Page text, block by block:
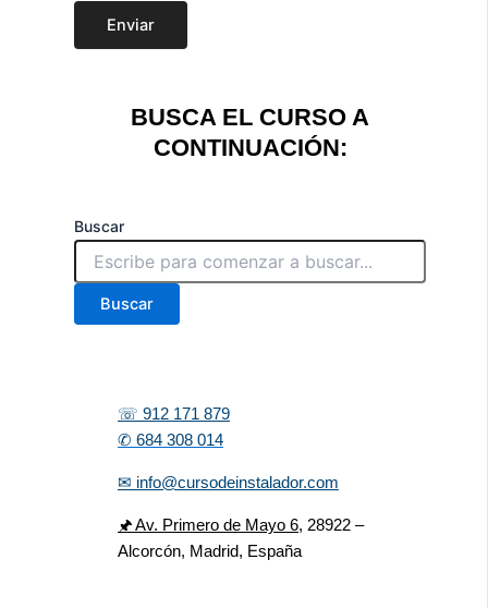
Enviar
BUSCA EL CURSO A
CONTINUACIÓN:
Buscar
Buscar
☏ 912 171 879
✆ 684 308 014
✉ info@cursodeinstalador.com
🖈 Av. Primero de Mayo 6, 28922 –
Alcorcón, Madrid, España